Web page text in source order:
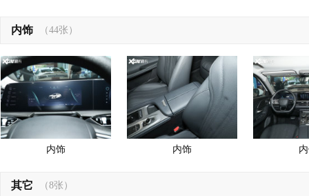
内饰 （44张）
内饰 内饰
其它 （8张）